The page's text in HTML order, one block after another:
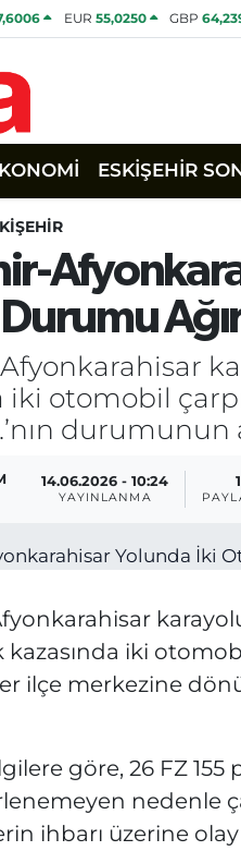
EUR 55,0250 GBP
ESKİŞEHİR
iki otomobil
14.06.2026 - 10:24
YAYINLANMA
1
iki
ilçe merkezine
göre, 26 FZ
nedenle
ihbarı üzerine